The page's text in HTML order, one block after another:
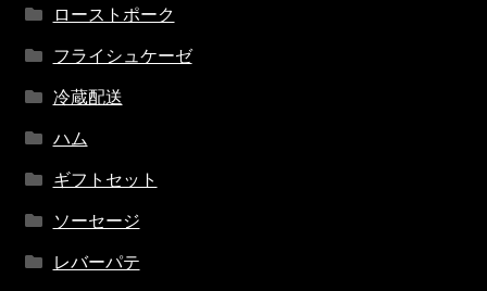
ローストポーク
フライシュケーゼ
冷蔵配送
ハム
ギフトセット
ソーセージ
レバーパテ